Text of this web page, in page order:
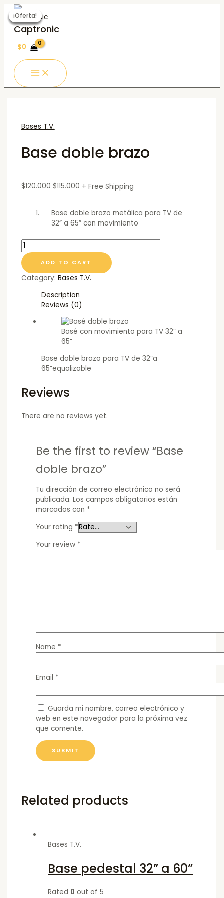
al
contenido
Captronic
$0
¡Oferta!
Bases T.V.
Base doble brazo
$120.000 $115.000 + Free Shipping
Base doble brazo metálica para TV de
32” a 65” con movimiento
Base
doble
brazo
quantity
ADD TO CART
Category: Bases T.V.
Description
Reviews (0)
Basé con movimiento para TV 32” a
65”
Base doble brazo para TV de 32”a
65”equalizable
Reviews
There are no reviews yet.
Be the first to review “Base
doble brazo”
Tu dirección de correo electrónico no será
publicada. Los campos obligatorios están
marcados con *
Your rating *
Your review *
Name *
Email *
Guarda mi nombre, correo electrónico y
web en este navegador para la próxima vez
que comente.
Related products
¡Oferta!
¡Oferta!
Bases T.V.
Base pedestal 32” a 60”
Rated 0 out of 5
¡Oferta!
¡Oferta!